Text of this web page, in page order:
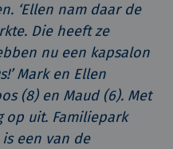
‘Ellen nam daar de
Die heeft ze
nu een kapsalon
Mark en Ellen
(8) en Maud (6). Met
op uit. Familiepark
een van de